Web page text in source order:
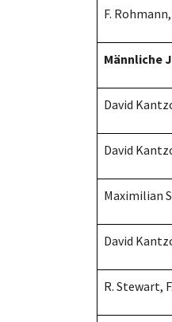
F.
Männliche
David
David
Maximilian
David
R. Stewart,